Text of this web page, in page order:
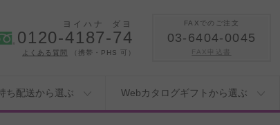
ヨイハナ ダヨ
0120-4187-74
よくある質問 （携帯・PHS 可）
FAXでのご注文
03-6404-0045
FAX申込書
ち配送から選ぶ Webカタログギフトから選ぶ